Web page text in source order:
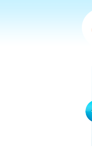
вопросов: 2828